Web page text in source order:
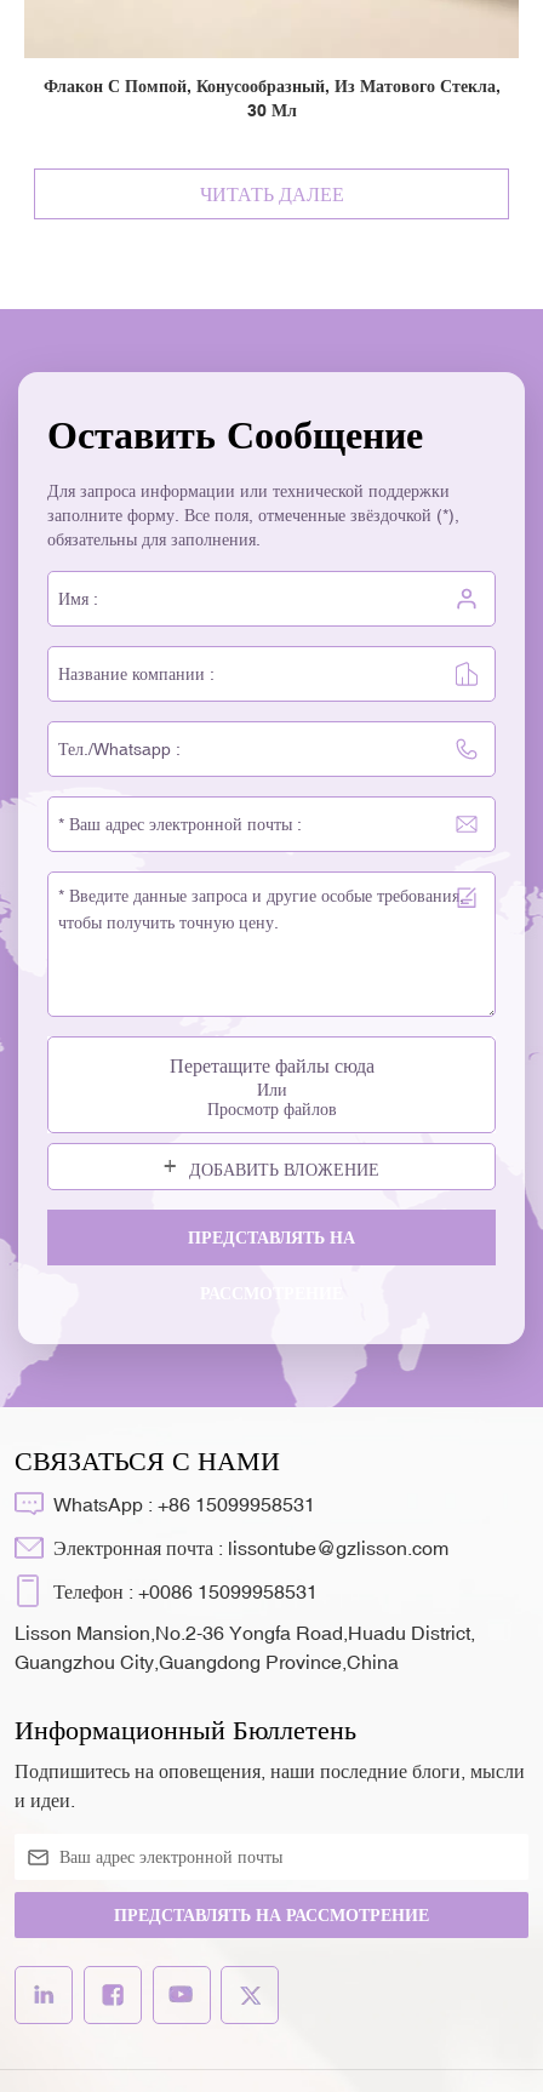
Флакон С Помпой, Конусообразный, Из Матового Стекла,
30 Мл
ЧИТАТЬ ДАЛЕЕ
Оставить Сообщение
Для запроса информации или технической поддержки
заполните форму. Все поля, отмеченные звёздочкой (*),
обязательны для заполнения.
Перетащите файлы сюда
Или
Просмотр файлов
ДОБАВИТЬ ВЛОЖЕНИЕ
ПРЕДСТАВЛЯТЬ НА
СВЯЗАТЬСЯ С НАМИ
WhatsApp : +86 15099958531
Электронная почта : lissontube@gzlisson.com
Телефон : +0086 15099958531
Lisson Mansion,No.2-36 Yongfa Road,Huadu District,
Guangzhou City,Guangdong Province,China
Информационный Бюллетень
Подпишитесь на оповещения, наши последние блоги, мысли
и идеи.
ПРЕДСТАВЛЯТЬ НА РАССМОТРЕНИЕ